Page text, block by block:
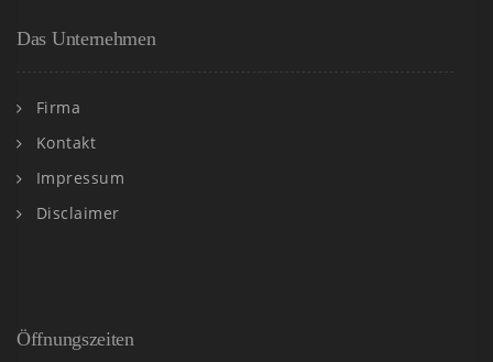
Das Unternehmen
Firma
Kontakt
Impressum
Disclaimer
Öffnungszeiten